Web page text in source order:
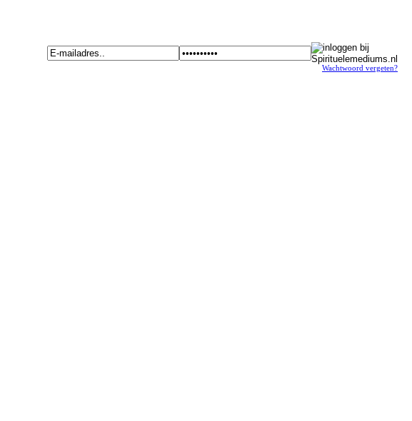
Wachtwoord vergeten?